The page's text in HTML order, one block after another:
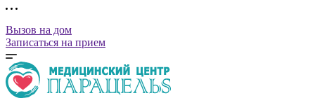
Вызов на дом
Записаться на прием